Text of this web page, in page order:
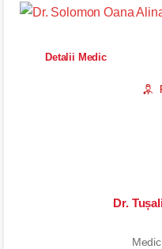
Detalii Medic
Dr.